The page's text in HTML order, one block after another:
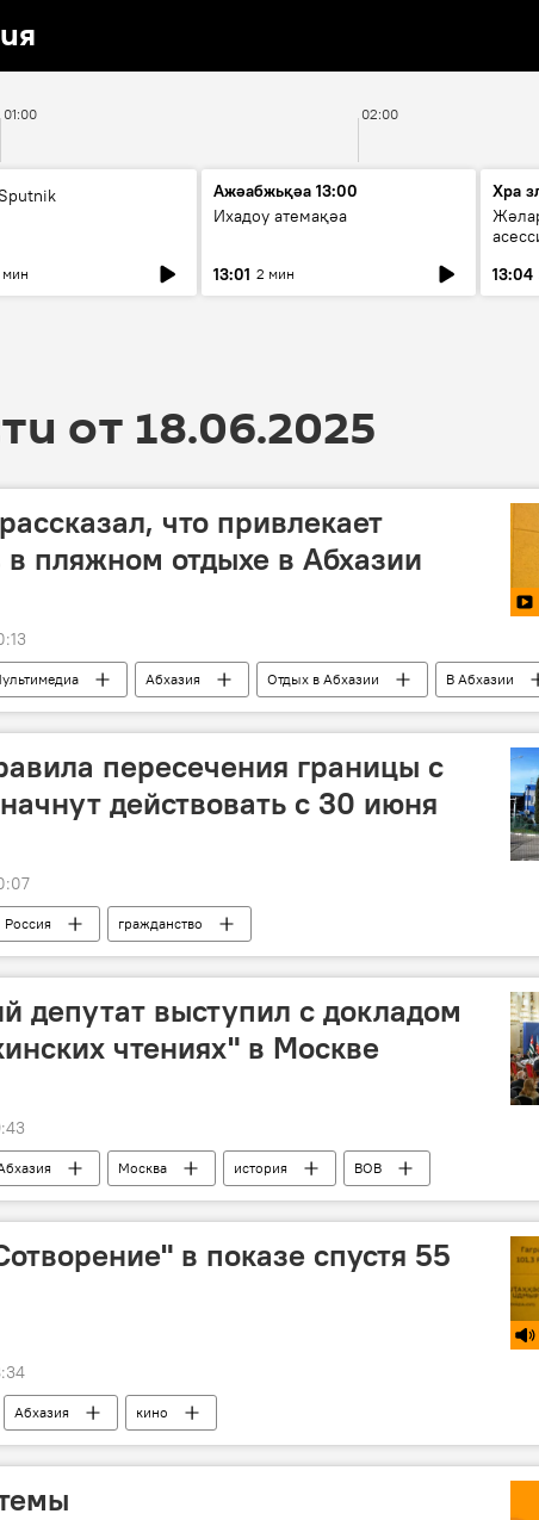
01:00 02:00
мин
Ажәабжьқәа 13:00
Ихадоу атемақәа
13:01 2 мин
Хра
13:04
от 18.06.2025
что привлекает
в пляжном отдыхе в Абхазии
Абхазия Отдых в Абхазии В Абхазии
пересечения границы с
действовать с 30 июня
Россия гражданство
депутат выступил с докладом
чтениях" в Москве
Москва история ВОВ
в показе спустя 55
Абхазия кино